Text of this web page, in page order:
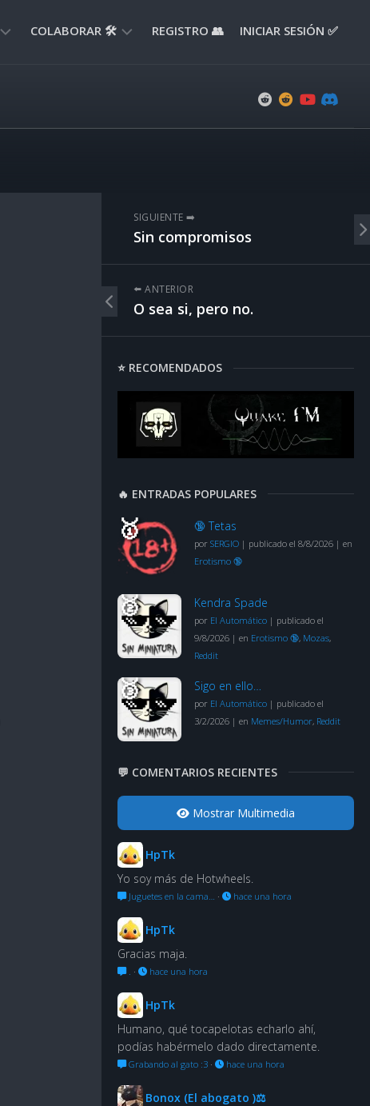
COLABORAR 🛠️ REGISTRO 👥 INICIAR SESIÓN ✅
SIGUIENTE ➡️
Sin compromisos
⬅️ ANTERIOR
O sea si, pero no.
⭐ RECOMENDADOS
🔥 ENTRADAS POPULARES
🔞 Tetas
por SERGIO | publicado el 8/8/2026 | en
Erotismo 🔞
Kendra Spade
por El Automático | publicado el
9/8/2026 | en Erotismo 🔞, Mozas,
Reddit
Sigo en ello…
por El Automático | publicado el
3/2/2026 | en Memes/Humor, Reddit
💬 COMENTARIOS RECIENTES
Mostrar Multimedia
HpTk
Yo soy más de Hotwheels.
Juguetes en la cama… · hace una hora
HpTk
Gracias maja.
. · hace una hora
HpTk
Humano, qué tocapelotas echarlo ahí,
podías habérmelo dado directamente.
Grabando al gato :3 · hace una hora
Bonox (El abogato )⚖